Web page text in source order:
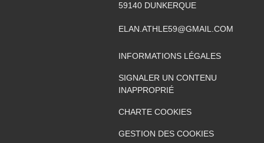
59140 DUNKERQUE
ELAN.ATHLE59@GMAIL.COM
INFORMATIONS LÉGALES
SIGNALER UN CONTENU
INAPPROPRIÉ
CHARTE COOKIES
GESTION DES COOKIES